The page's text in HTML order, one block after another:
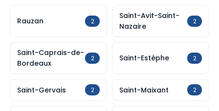
Rauzan 2
Saint-Avit-Saint-
Nazaire
2
Saint-Caprais-de-
Bordeaux
2 Saint-Estèphe 2
Saint-Gervais 2 Saint-Maixant 2